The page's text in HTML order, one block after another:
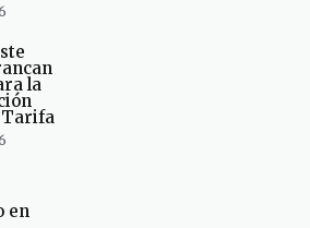
la
Tarifa
en